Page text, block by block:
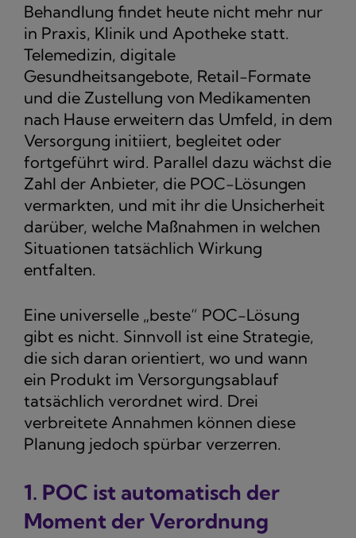
Behandlung findet heute nicht mehr nur
in Praxis, Klinik und Apotheke statt.
Telemedizin, digitale
Gesundheitsangebote, Retail-Formate
und die Zustellung von Medikamenten
nach Hause erweitern das Umfeld, in dem
Versorgung initiiert, begleitet oder
fortgeführt wird. Parallel dazu wächst die
Zahl der Anbieter, die POC-Lösungen
vermarkten, und mit ihr die Unsicherheit
darüber, welche Maßnahmen in welchen
Situationen tatsächlich Wirkung
entfalten.
Eine universelle „beste“ POC-Lösung
gibt es nicht. Sinnvoll ist eine Strategie,
die sich daran orientiert, wo und wann
ein Produkt im Versorgungsablauf
tatsächlich verordnet wird. Drei
verbreitete Annahmen können diese
Planung jedoch spürbar verzerren.
1. POC ist automatisch der
Moment der Verordnung